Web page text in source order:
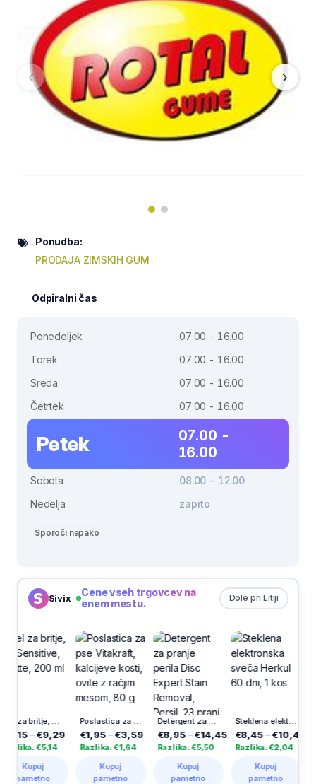
‹ ›
Ponudba:
PRODAJA ZIMSKIH GUM
Odpiralni čas
Ponedeljek
07.00 - 16.00
Torek
07.00 - 16.00
Sreda
07.00 - 16.00
Četrtek
07.00 - 16.00
Petek
07.00 -
16.00
Sobota
08.00 - 12.00
Nedelja
zaprto
Sporoči napako
Sivix Dole pri Litiji
Cene vseh trgovcev na
enem mestu.
Gel za britje, Pro Sensitive, Gillette, 200 ml
€9,29
€5,14
Poslastica za pse Vitakraft, kalcijeve kosti, ovite z račjim mesom, 80 g
€1,95–€3,59
Razlika: €1,64
pametno
Detergent za pranje perila Disc Expert Stain Removal, Persil, 23 pranj
€8,95–€14,45
Razlika: €5,50
pametno
Steklena elektronska sveča Herkul 60 dni, 1 kos
€8,45–€10,49
Razlika: €2,04
pametno